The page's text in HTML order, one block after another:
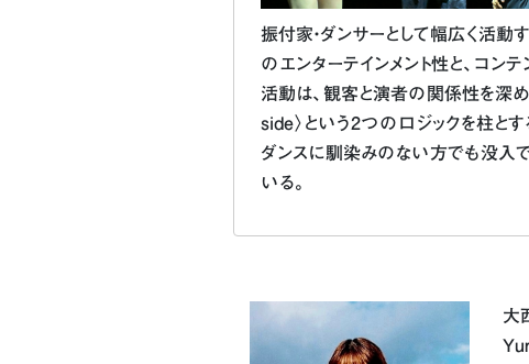
振付家・ダンサーとして幅広く活動
のエンターテインメント性と、コン
活動は、観客と演者の関係性を深
side〉という2つのロジックを柱とす
ダンスに馴染みのない方でも没入
いる。
大